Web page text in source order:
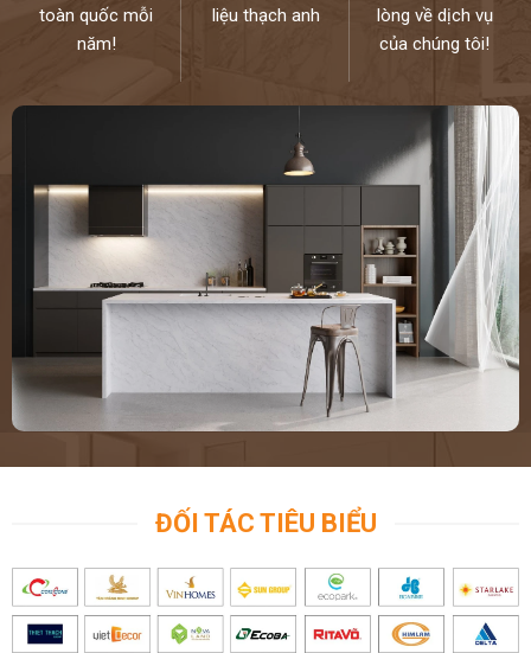
toàn quốc mỗi
năm!
liệu thạch anh
lòng về dịch vụ
của chúng tôi!
ĐỐI TÁC TIÊU BIỂU